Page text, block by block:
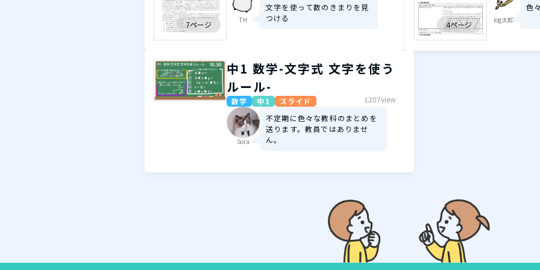
7ページ TH
文字を使って数のきまりを見
つける
4ページ log太郎
色
中1 数学-文字式 文字を使う
ルール-
数学 中1 スライド 1207view
Sora
不定期に色々な教科のまとめを
送ります。教員ではありませ
ん。